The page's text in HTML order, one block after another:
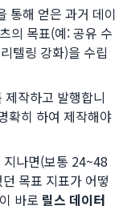
통해 얻은 과거 데이
의 목표(예: 공유 수
텔링 강화)을 수립
작하고 발행합니
확히 하여 제작해야
나면(보통 24~48
목표 지표가 어떻
바로 릴스 데이터